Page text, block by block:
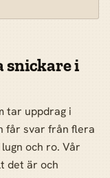
snickare i
tar uppdrag i
får svar från flera
och ro. Vår
det är och